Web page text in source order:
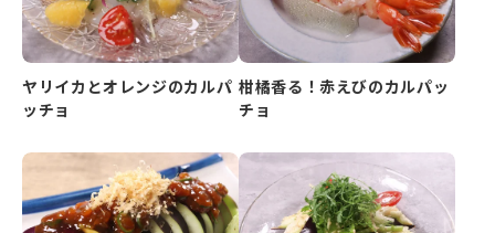
ヤリイカとオレンジのカルパ
ッチョ
柑橘香る！赤えびのカルパッ
チョ